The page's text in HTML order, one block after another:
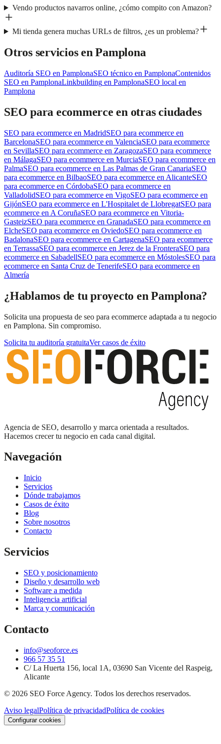
Vendo productos navarros online, ¿cómo compito con Amazon?
Mi tienda genera muchas URLs de filtros, ¿es un problema?
Otros servicios enPamplona
Auditoría SEO en PamplonaSEO técnico en PamplonaContenidos
SEO en PamplonaLinkbuilding en PamplonaSEO local en
Pamplona
SEO para ecommerce en otras ciudades
SEO para ecommerce en MadridSEO para ecommerce en
BarcelonaSEO para ecommerce en ValenciaSEO para ecommerce
en SevillaSEO para ecommerce en ZaragozaSEO para ecommerce
en MálagaSEO para ecommerce en MurciaSEO para ecommerce en
PalmaSEO para ecommerce en Las Palmas de Gran CanariaSEO
para ecommerce en BilbaoSEO para ecommerce en AlicanteSEO
para ecommerce en CórdobaSEO para ecommerce en
ValladolidSEO para ecommerce en VigoSEO para ecommerce en
GijónSEO para ecommerce en L'Hospitalet de LlobregatSEO para
ecommerce en A CoruñaSEO para ecommerce en Vitoria-
GasteizSEO para ecommerce en GranadaSEO para ecommerce en
ElcheSEO para ecommerce en OviedoSEO para ecommerce en
BadalonaSEO para ecommerce en CartagenaSEO para ecommerce
en TerrassaSEO para ecommerce en Jerez de la FronteraSEO para
ecommerce en SabadellSEO para ecommerce en MóstolesSEO para
ecommerce en Santa Cruz de TenerifeSEO para ecommerce en
Almería
¿Hablamos de tu proyecto en Pamplona?
Solicita una propuesta de seo para ecommerce adaptada a tu negocio
en Pamplona. Sin compromiso.
Solicita tu auditoría gratuitaVer casos de éxito
Agencia de SEO, desarrollo y marca orientada a resultados.
Hacemos crecer tu negocio en cada canal digital.
Navegación
Inicio
Servicios
Dónde trabajamos
Casos de éxito
Blog
Sobre nosotros
Contacto
Servicios
SEO y posicionamiento
Diseño y desarrollo web
Software a medida
Inteligencia artificial
Marca y comunicación
Contacto
info@seoforce.es
966 57 35 51
C/ La Huerta 156, local 1A, 03690 San Vicente del Raspeig,
Alicante
© 2026 SEO Force Agency. Todos los derechos reservados.
Aviso legalPolítica de privacidadPolítica de cookies
Configurar cookies